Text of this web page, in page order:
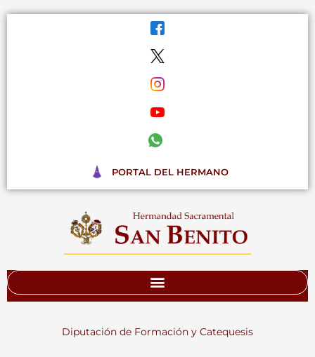
PORTAL DEL HERMANO
Diputación de Formación y Catequesis